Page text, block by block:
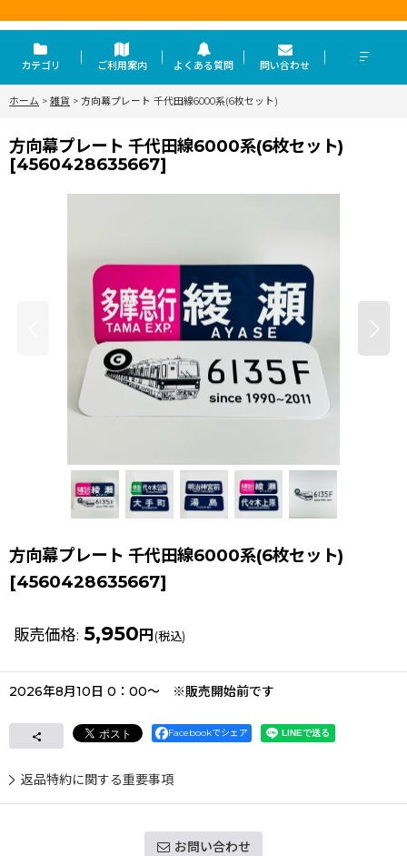
カテゴリ ご利用案内 よくある質問 問い合わせ
ホーム > 雑貨 > 方向幕プレート 千代田線6000系(6枚セット)
方向幕プレート 千代田線6000系(6枚セット)
[4560428635667]
方向幕プレート 千代田線6000系(6枚セット)
[4560428635667]
販売価格: 5,950 円 (税込)
2026年8月10日 0：00〜 ※販売開始前です
Facebookでシェア
返品特約に関する重要事項
お問い合わせ